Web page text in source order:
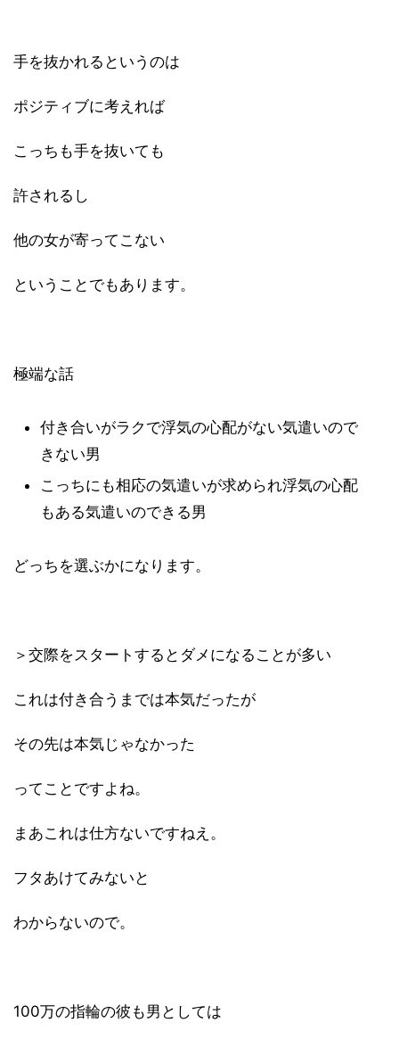
手を抜かれるというのは
ポジティブに考えれば
こっちも手を抜いても
許されるし
他の女が寄ってこない
ということでもあります。
極端な話
付き合いがラクで浮気の心配がない気遣いので
きない男
こっちにも相応の気遣いが求められ浮気の心配
もある気遣いのできる男
どっちを選ぶかになります。
＞交際をスタートするとダメになることが多い
これは付き合うまでは本気だったが
その先は本気じゃなかった
ってことですよね。
まあこれは仕方ないですねえ。
フタあけてみないと
わからないので。
100万の指輪の彼も男としては